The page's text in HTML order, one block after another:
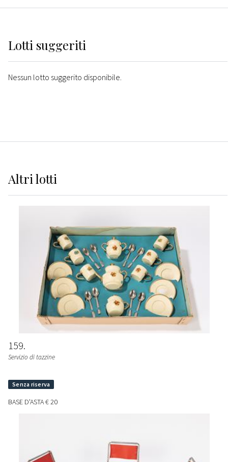
Lotti suggeriti
Nessun lotto suggerito disponibile.
Altrilotti
159
Servizio di tazzine
BASE D'ASTA€ 20